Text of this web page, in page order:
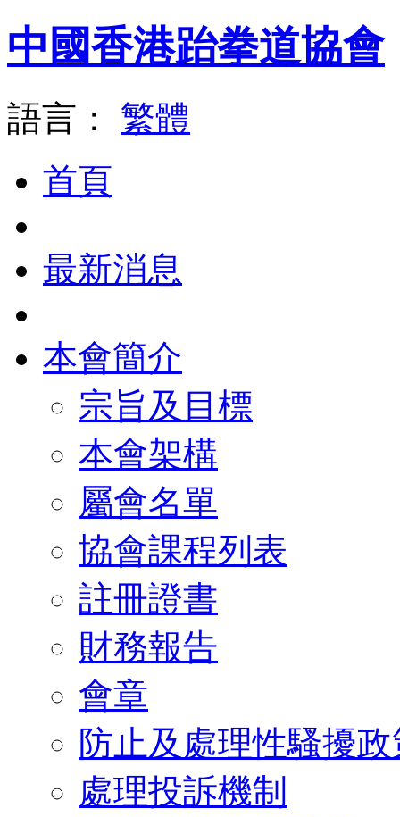
中國香港跆拳道協會
語言： 繁體
首頁
最新消息
本會簡介
宗旨及目標
本會架構
屬會名單
協會課程列表
註冊證書
財務報告
會章
防止及處理性騷擾
處理投訴機制